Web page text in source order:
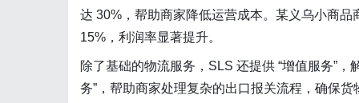
达 30%，帮助商家降低运营成本。某义乌小商
15%，利润率显著提升。
除了基础的物流服务，SLS 还提供 “增值服务”
务”，帮助商家处理复杂的出口报关流程，确保